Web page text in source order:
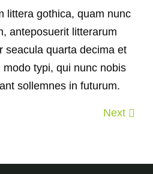
littera gothica, quam nunc
anteposuerit litterarum
seacula quarta decima et
typi, qui nunc nobis
sollemnes in futurum.
Next